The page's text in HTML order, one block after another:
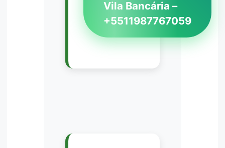
Vila Bancária –
+5511987767059